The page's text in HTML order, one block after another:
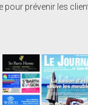
pour prévenir les